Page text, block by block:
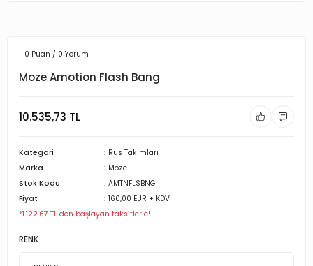
0 Puan / 0 Yorum
Moze Amotion Flash Bang
10.535,73 TL
Kategori
Rus Takımları
Marka
Moze
Stok Kodu
AMTNFLSBNG
Fiyat
160,00 EUR + KDV
*1.122,67 TL den başlayan taksitlerle!
RENK